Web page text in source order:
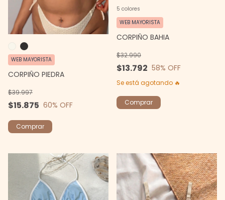
CORPIÑO PIEDRA
$15.875
$39.997
60% OFF
WEB MAYORISTA
Comprar
CORPIÑO BAHIA
$13.792
$32.990
58% OFF
WEB MAYORISTA
Se está agotando 🔥
5 colores
Comprar